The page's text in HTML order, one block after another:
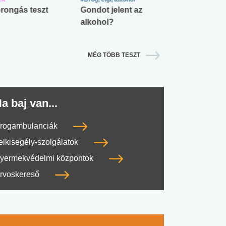
teszt
Gondot jelent az
alkohol?
MÉG TÖBB TESZT
baj van...
szolgálatok
központok